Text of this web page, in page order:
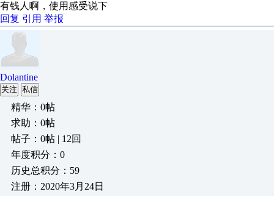
有钱人啊，使用感受说下
回复 引用 举报
Dolantine
关注 私信
精华：0帖
求助：0帖
帖子：0帖 | 12回
年度积分：0
历史总积分：59
注册：2020年3月24日